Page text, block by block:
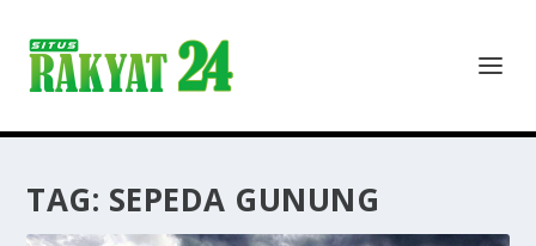
TAG: SEPEDA GUNUNG